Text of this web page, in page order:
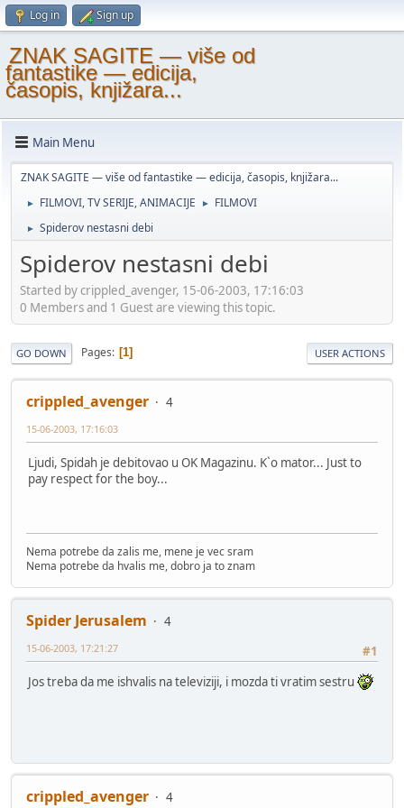
Log in Sign up
ZNAK SAGITE — više od
fantastike — edicija,
časopis, knjižara...
Main Menu
ZNAK SAGITE — više od fantastike — edicija, časopis, knjižara...
► FILMOVI, TV SERIJE, ANIMACIJE ► FILMOVI
► Spiderov nestasni debi
Spiderov nestasni debi
Started by crippled_avenger, 15-06-2003, 17:16:03
0 Members and 1 Guest are viewing this topic.
GO DOWN Pages 1 USER ACTIONS
crippled_avenger 4
15-06-2003, 17:16:03
Ljudi, Spidah je debitovao u OK Magazinu. K`o mator... Just to
pay respect for the boy...
Nema potrebe da zalis me, mene je vec sram
Nema potrebe da hvalis me, dobro ja to znam
Spider Jerusalem
4
#1
15-06-2003, 17:21:27
Jos treba da me ishvalis na televiziji, i mozda ti vratim sestru
crippled_avenger 4